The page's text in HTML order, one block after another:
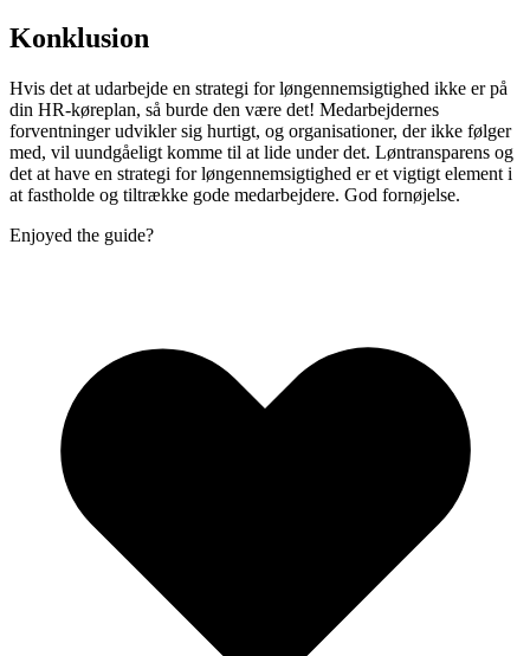
Konklusion
Hvis det at udarbejde en strategi for løngennemsigtighed ikke er på
din HR-køreplan, så burde den være det! Medarbejdernes
forventninger udvikler sig hurtigt, og organisationer, der ikke følger
med, vil uundgåeligt komme til at lide under det. Løntransparens og
det at have en strategi for løngennemsigtighed er et vigtigt element i
at fastholde og tiltrække gode medarbejdere. God fornøjelse.
Enjoyed the guide?